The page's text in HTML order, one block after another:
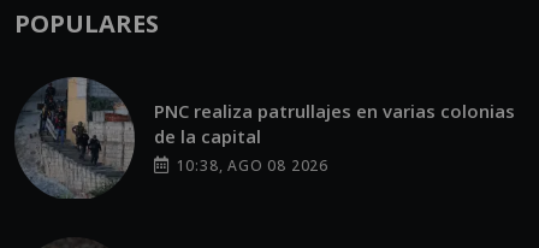
POPULARES
PNC realiza patrullajes en varias colonias
de la capital
10:38, AGO 08 2026